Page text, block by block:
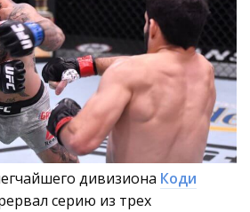
дивизиона Коди
серию из трех